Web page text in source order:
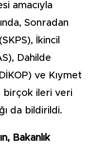
amacıyla
Sonradan
İkincil
Dahilde
ve Kıymet
birçok ileri veri
da bildirildi.
Bakanlık